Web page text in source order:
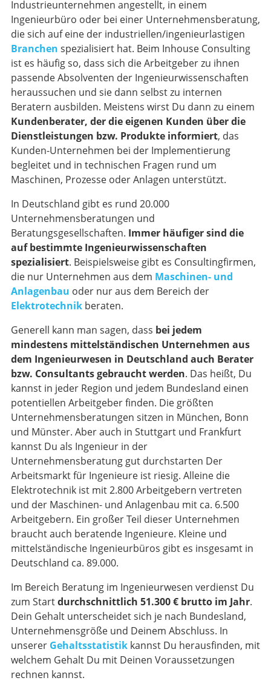
Industrieunternehmen angestellt, in einem
Ingenieurbüro oder bei einer Unternehmensberatung,
die sich auf eine der industriellen/ingenieurlastigen
Branchen spezialisiert hat. Beim Inhouse Consulting
ist es häufig so, dass sich die Arbeitgeber zu ihnen
passende Absolventen der Ingenieurwissenschaften
heraussuchen und sie dann selbst zu internen
Beratern ausbilden. Meistens wirst Du dann zu einem
Kundenberater, der die eigenen Kunden über die
Dienstleistungen bzw. Produkte informiert, das
Kunden-Unternehmen bei der Implementierung
begleitet und in technischen Fragen rund um
Maschinen, Prozesse oder Anlagen unterstützt.
In Deutschland gibt es rund 20.000
Unternehmensberatungen und
Beratungsgesellschaften. Immer häufiger sind die
auf bestimmte Ingenieurwissenschaften
spezialisiert. Beispielsweise gibt es Consultingfirmen,
die nur Unternehmen aus dem Maschinen- und
Anlagenbau oder nur aus dem Bereich der
Elektrotechnik beraten.
Generell kann man sagen, dass bei jedem
mindestens mittelständischen Unternehmen aus
dem Ingenieurwesen in Deutschland auch Berater
bzw. Consultants gebraucht werden. Das heißt, Du
kannst in jeder Region und jedem Bundesland einen
potentiellen Arbeitgeber finden. Die größten
Unternehmensberatungen sitzen in München, Bonn
und Münster. Aber auch in Stuttgart und Frankfurt
kannst Du als Ingenieur in der
Unternehmensberatung gut durchstarten Der
Arbeitsmarkt für Ingenieure ist riesig. Alleine die
Elektrotechnik ist mit 2.800 Arbeitgebern vertreten
und der Maschinen- und Anlagenbau mit ca. 6.500
Arbeitgebern. Ein großer Teil dieser Unternehmen
braucht auch beratende Ingenieure. Kleine und
mittelständische Ingenieurbüros gibt es insgesamt in
Deutschland ca. 89.000.
Im Bereich Beratung im Ingenieurwesen verdienst Du
zum Start durchschnittlich 51.300 € brutto im Jahr.
Dein Gehalt unterscheidet sich je nach Bundesland,
Unternehmensgröße und Deinem Abschluss. In
unserer Gehaltsstatistik kannst Du herausfinden, mit
welchem Gehalt Du mit Deinen Voraussetzungen
rechnen kannst.